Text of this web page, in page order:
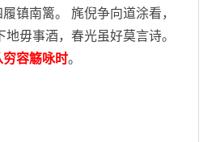
镇南篱。 旄倪争向道涂看，
毋事酒，春光虽好莫言诗。
穷容觞咏时。